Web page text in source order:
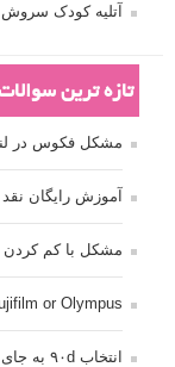
آتلیه کودک سروش
تازه ترین
مشکل فکوس در لنز ۳۵
آموزش رایگان
مشکل با کم کردن
or Olympus
انتخاب ۹۰d به جای ۸۰d یا خرید لنز؟